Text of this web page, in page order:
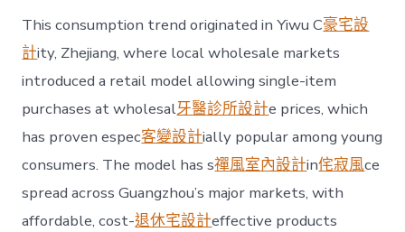
This consumption trend originated in Yiwu C豪宅設
計ity, Zhejiang, where local wholesale markets
introduced a retail model allowing single-item
purchases at wholesal牙醫診所設計e prices, which
has proven espec客變設計ially popular among young
consumers. The model has s禪風室內設計in侘寂風ce
spread across Guangzhou’s major markets, with
affordable, cost-退休宅設計effective products